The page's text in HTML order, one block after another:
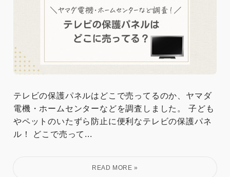
テレビの保護パネルはどこで売ってるのか、ヤマダ
電機・ホームセンターなどを調査しました。 子ども
やペットのいたずら防止に便利なテレビの保護パネ
ル！ どこで売って...